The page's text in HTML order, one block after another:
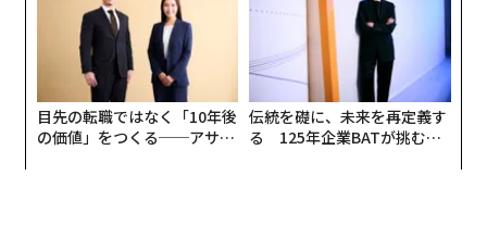
目先の転職ではなく「10年後
の価値」をつくる──アサイ
伝統を礎に、未来を再定義す
る 125年企業BATが挑むス